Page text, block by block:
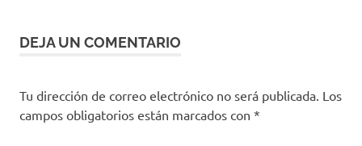
Claudia
López
19
CRUE
DEJA UN COMENTARIO
Tu dirección de correo electrónico no será publicada. Los
campos obligatorios están marcados con *